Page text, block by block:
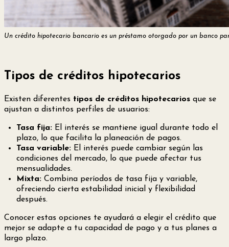
Un crédito hipotecario bancario es un préstamo otorgado por un banco
Tipos de créditos hipotecarios
Existen diferentes tipos de créditos hipotecarios que se
ajustan a distintos perfiles de usuarios:
Tasa fija: El interés se mantiene igual durante todo el
plazo, lo que facilita la planeación de pagos.
Tasa variable: El interés puede cambiar según las
condiciones del mercado, lo que puede afectar tus
mensualidades.
Mixta: Combina períodos de tasa fija y variable,
ofreciendo cierta estabilidad inicial y flexibilidad
después.
Conocer estas opciones te ayudará a elegir el crédito que
mejor se adapte a tu capacidad de pago y a tus planes a
largo plazo.